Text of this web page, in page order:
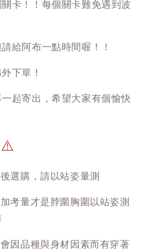
卡！！每個關卡難免遇到波
給阿布一點時間喔！！
下單！
起寄出，希望大家有個愉快
⚠️
選購，請以站姿量測
考量才是脖圍胸圍以站姿測
因品種與身材因素而有穿著